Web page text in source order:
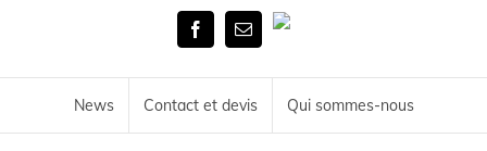
FacebookEmail
Tél.
News Contact et devis Qui sommes-nous